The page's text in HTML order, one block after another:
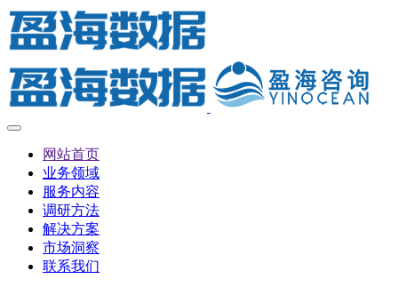
网站首页
业务领域
服务内容
调研方法
解决方案
市场洞察
联系我们